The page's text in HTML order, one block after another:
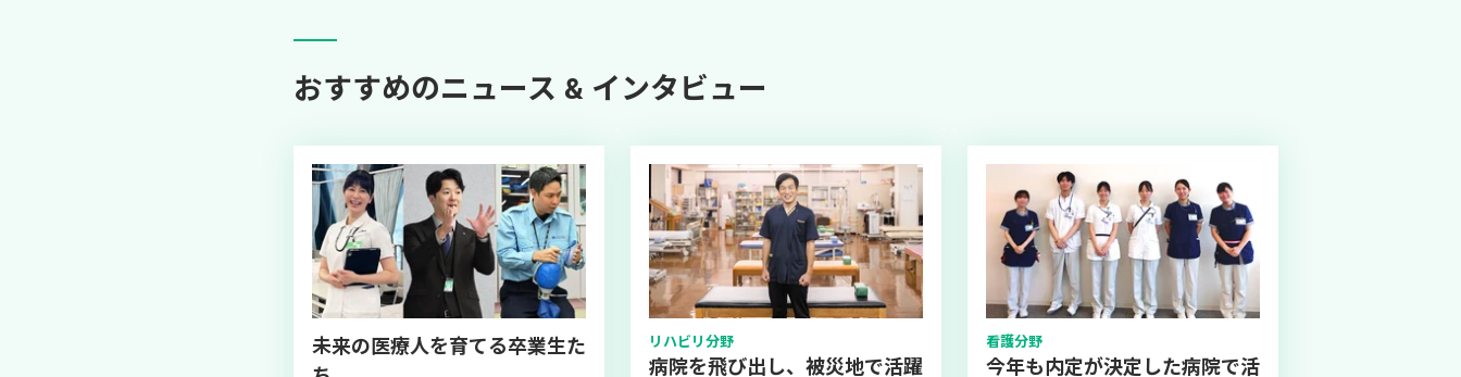
おすすめのニュース & インタビュー
未来の医療人を育てる卒業生た
リハビリ分野
病院を飛び出し、被災地で活躍
看護分野
今年も内定が決定した病院で活